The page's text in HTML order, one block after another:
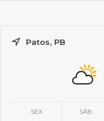
Patos, PB
SEX SÁB